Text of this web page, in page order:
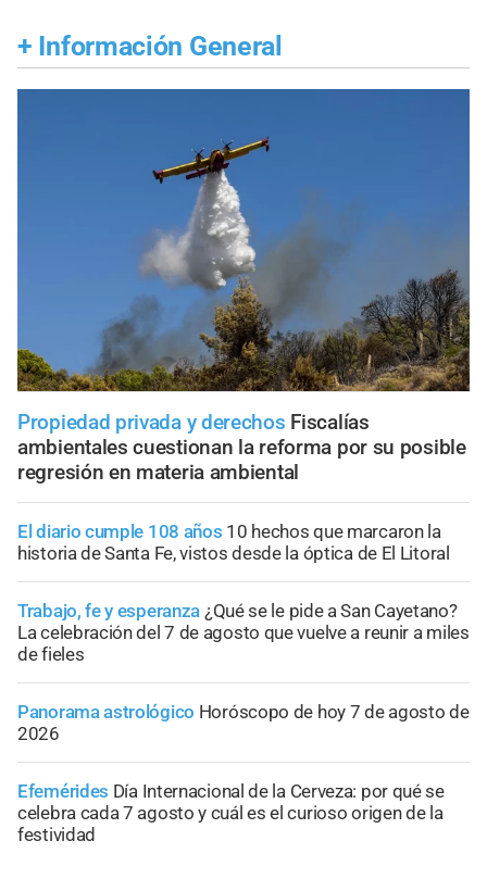
+ Información General
Propiedad privada y derechos Fiscalías
ambientales cuestionan la reforma por su posible
regresión en materia ambiental
El diario cumple 108 años 10 hechos que marcaron la
historia de Santa Fe, vistos desde la óptica de El Litoral
Trabajo, fe y esperanza ¿Qué se le pide a San Cayetano?
La celebración del 7 de agosto que vuelve a reunir a miles
de fieles
Panorama astrológico Horóscopo de hoy 7 de agosto de
2026
Efemérides Día Internacional de la Cerveza: por qué se
celebra cada 7 agosto y cuál es el curioso origen de la
festividad